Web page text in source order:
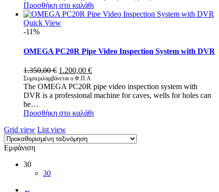
Προσθήκη στο καλάθι
Quick View
-11%
OMEGA PC20R Pipe Video Inspection System with DVR
1.350,00€ Original
price
was:
1.350,00 €.
1.200,00 €Η
τιμή
είναι:
Συμπεριλαμβάνεται ο Φ.Π.Α
The OMEGA PC20R pipe video inspection system with
DVR is a professional machine for caves, wells for holes can
be…
Προσθήκη στο καλάθι
Grid view List view
Εμφάνιση
30
30
←